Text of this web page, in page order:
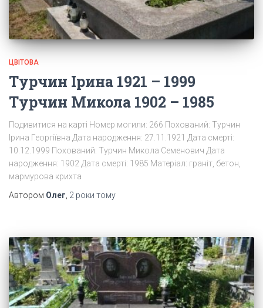
ЦВІТОВА
Турчин Ірина 1921 – 1999
Турчин Микола 1902 – 1985
Подивитися на карті Номер могили: 266 Похований: Турчин
Ірина Георгіївна Дата народження: 27.11.1921 Дата смерті:
10.12.1999 Похований: Турчин Микола Семенович Дата
народження: 1902 Дата смерті: 1985 Матеріал: граніт, бетон,
мармурова крихта
Автором Олег 2 роки тому